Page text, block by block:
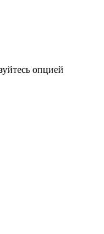
опцией